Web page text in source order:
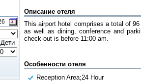
Дети
Описание отеля
This airport hotel comprises a total of
as well as dining, conference and
check-out is before 11:00 am.
Особенности отеля
Reception Area;24 Hour